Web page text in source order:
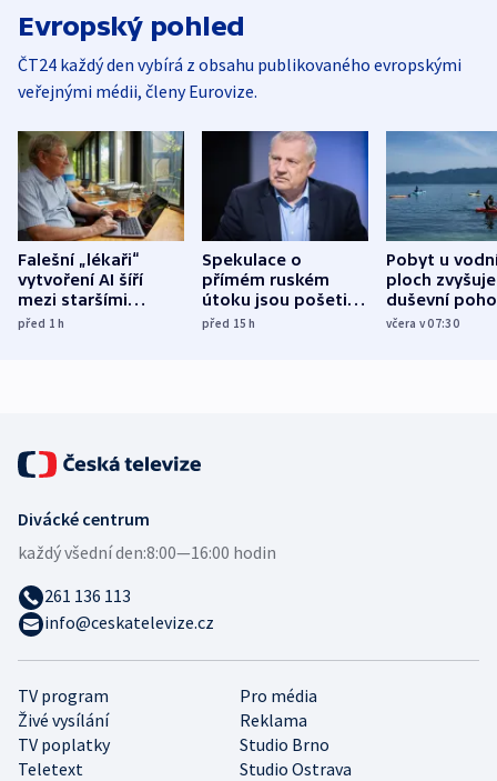
Evropský pohled
ČT24 každý den vybírá z obsahu publikovaného evropskými
veřejnými médii, členy Eurovize.
Falešní „lékaři“
vytvoření AI šíří
mezi staršími
Poláky nebezpečné
před 1h
Spekulace o
přímém ruském
útoku jsou pošetilé,
míní estonský
před 15h
Pobyt u
ploch zvyšuje
duševní
ukázala
včera v 07:30
TV program
Pro média
Živé vysílání
Reklama
TV poplatky
Studio Brno
Teletext
Studio Ostrava
Divácké centrum
každý všední den:8:00—16:00 hodin
261 136 113
info@ceskatelevize.cz